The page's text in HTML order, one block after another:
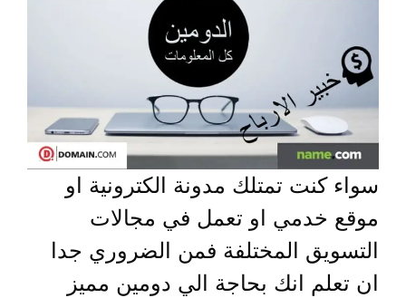
سواء كنت تمتلك مدونة الكترونية او
موقع خدمي او تعمل في مجالات
التسويق المختلفة فمن الضروري جدا
ان تعلم انك بحاجة الي دومين مميز